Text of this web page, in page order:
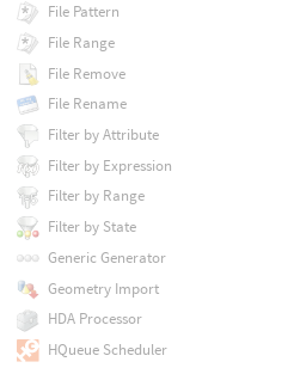
File Pattern
File Range
File Remove
File Rename
Filter by Attribute
Filter by Expression
Filter by Range
Filter by State
Generic Generator
Geometry Import
HDA Processor
HQueue Scheduler